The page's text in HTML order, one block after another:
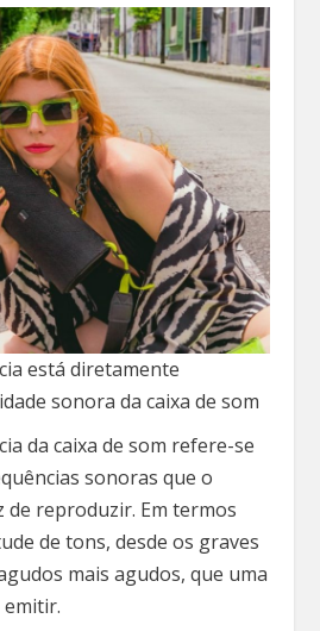
está diretamente
sonora da caixa de som
da caixa de som refere-se
sonoras que o
de reproduzir. Em termos
de tons, desde os graves
mais agudos, que uma
emitir.